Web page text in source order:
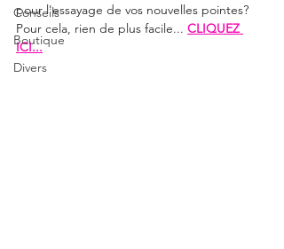
Conseils
Boutique
Divers
pour l'essayage de vos nouvelles pointes?
Pour cela, rien de plus facile... CLIQUEZ
ICI...